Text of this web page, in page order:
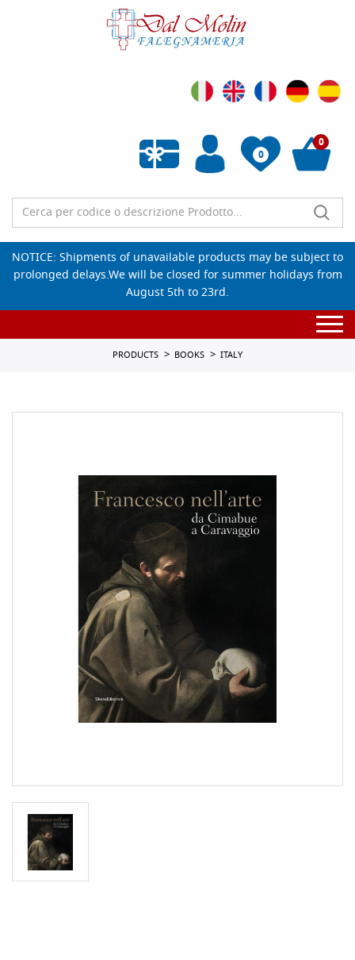
0
Empty wishlist
0
NOTICE: Shipments of unavailable products may be subject to
prolonged delays.We will be closed for summer holidays from
August 5th to 23rd.
PRODUCTS BOOKS ITALY